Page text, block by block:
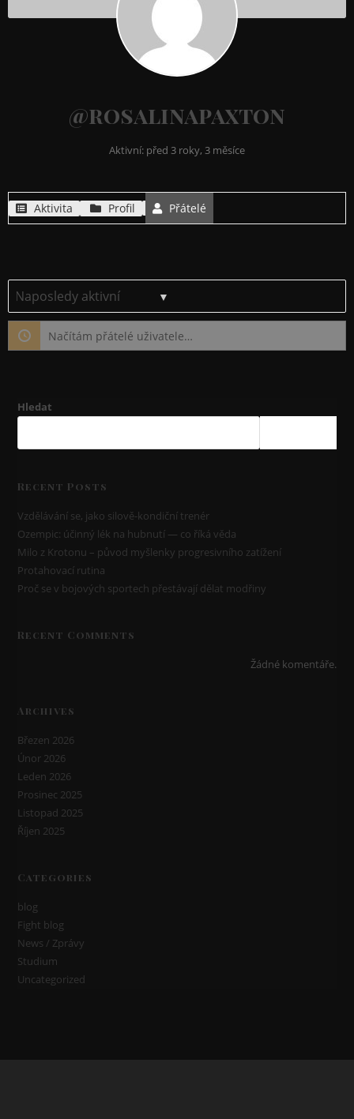
@rosalinapaxton
Aktivní: před 3 roky, 3 měsíce
Aktivita Profil Přátelé
Ukázat:
Načítám přátelé uživatele…
Hledat
Recent Posts
Vzdělávání se, jako silově-kondiční trenér
Ozempic: účinný lék na hubnutí — co říká věda
Milo z Krotonu – původ myšlenky progresivního zatížení
Protahovací rutina
Proč se v bojových sportech přestávají dělat modřiny
Recent Comments
Žádné komentáře.
Archives
Březen 2026
Únor 2026
Leden 2026
Prosinec 2025
Listopad 2025
Říjen 2025
Categories
blog
Fight blog
News / Zprávy
Studium
Uncategorized